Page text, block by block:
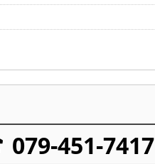
079-451-7417